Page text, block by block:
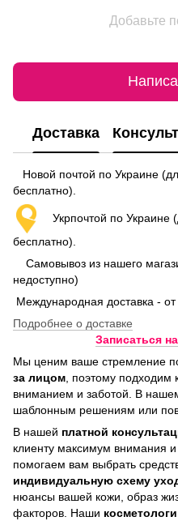
Добавьте
Доставка
Новой почтой по Украине
бесплатно).
Укрпочтой по Украине
бесплатно).
Самовывоз из нашего
недоступно)
Международная доставка - от
Подробнее о доставке
Записаться
Мы ценим ваше стремление
за лицом , поэтому подходим
вниманием и заботой. В
шаблонным решениям или
В нашей платной
клиенту максимум внимания
помогаем вам выбрать
индивидуальную схему
нюансы вашей кожи, образ
факторов. Наши косметологи